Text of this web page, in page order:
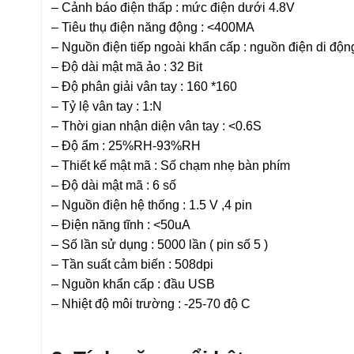
– Cảnh báo điện thấp : mức điện dưới 4.8V
– Tiêu thụ điện năng động : <400MA
– Nguồn điện tiếp ngoài khẩn cấp : nguồn điện di
– Độ dài mật mã ảo : 32 Bit
– Độ phân giải vân tay : 160 *160
– Tỷ lệ vân tay : 1:N
– Thời gian nhận diện vân tay : <0.6S
– Độ ẩm : 25%RH-93%RH
– Thiết kế mật mã : Số chạm nhẹ bàn phím
– Độ dài mật mã : 6 số
– Nguồn điện hệ thống : 1.5 V ,4 pin
– Điện năng tĩnh : <50uA
– Số lần sử dụng : 5000 lần ( pin số 5 )
– Tần suất cảm biến : 508dpi
– Nguồn khẩn cấp : đầu USB
– Nhiệt độ môi trường : -25-70 độ C